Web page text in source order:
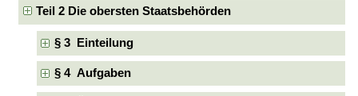
Teil 2 Die obersten Staatsbehörden
§ 3 Einteilung
§ 4 Aufgaben